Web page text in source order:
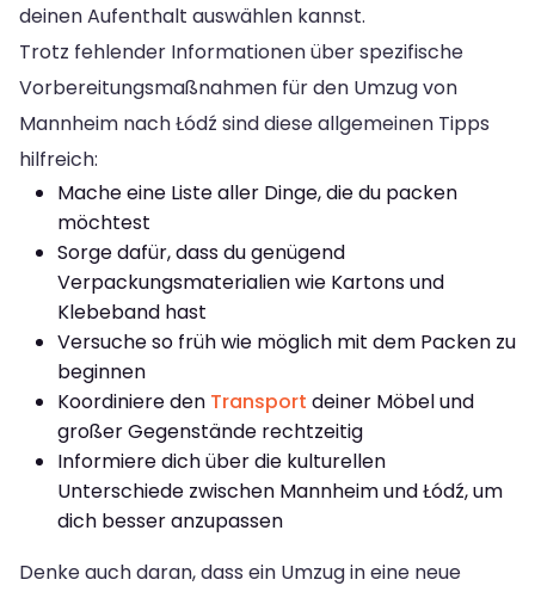
deinen Aufenthalt auswählen kannst.
Trotz fehlender Informationen über spezifische
Vorbereitungsmaßnahmen für den Umzug von
Mannheim nach Łódź sind diese allgemeinen Tipps
hilfreich:
Mache eine Liste aller Dinge, die du packen
möchtest
Sorge dafür, dass du genügend
Verpackungsmaterialien wie Kartons und
Klebeband hast
Versuche so früh wie möglich mit dem Packen zu
beginnen
Koordiniere den Transport deiner Möbel und
großer Gegenstände rechtzeitig
Informiere dich über die kulturellen
Unterschiede zwischen Mannheim und Łódź, um
dich besser anzupassen
Denke auch daran, dass ein Umzug in eine neue